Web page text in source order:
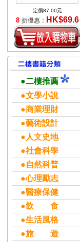
定價87.00元
8 折優惠： HK$69.6
●二樓推薦
●文學小說
●商業理財
●藝術設計
●人文史地
●社會科學
●自然科普
●心理勵志
●醫療保健
●飲 食
●生活風格
●旅 遊